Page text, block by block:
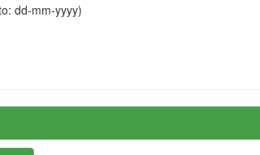
dd-mm-yyyy)